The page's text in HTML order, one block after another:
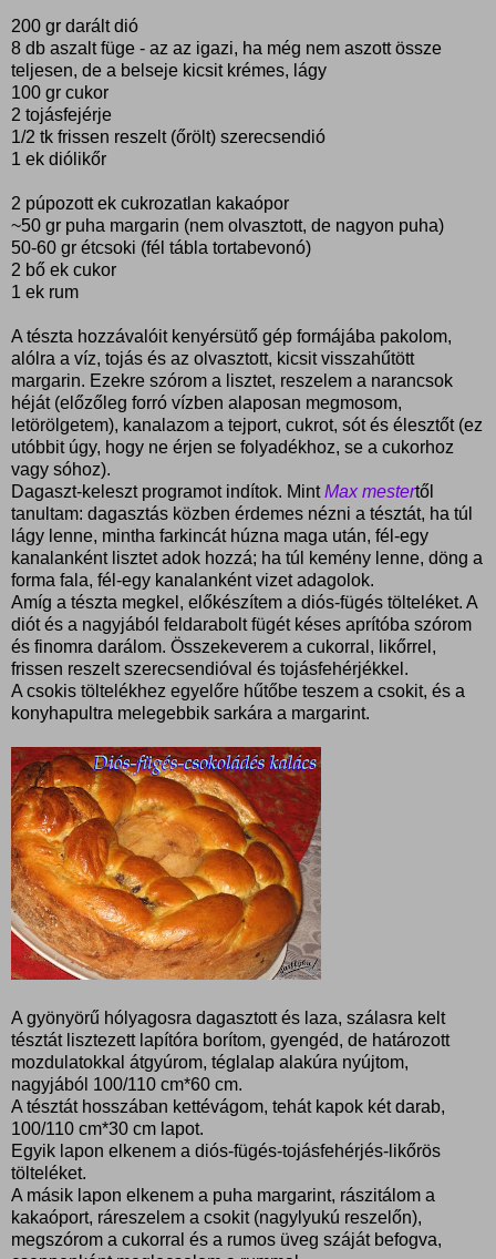
200 gr darált dió
8 db aszalt füge - az az igazi, ha még nem aszott össze
teljesen, de a belseje kicsit krémes, lágy
100 gr cukor
2 tojásfejérje
1/2 tk frissen reszelt (őrölt) szerecsendió
1 ek diólikőr
2 púpozott ek cukrozatlan kakaópor
~50 gr puha margarin (nem olvasztott, de nagyon puha)
50-60 gr étcsoki (fél tábla tortabevonó)
2 bő ek cukor
1 ek rum
A tészta hozzávalóit kenyérsütő gép formájába pakolom,
alólra a víz, tojás és az olvasztott, kicsit visszahűtött
margarin. Ezekre szórom a lisztet, reszelem a narancsok
héját (előzőleg forró vízben alaposan megmosom,
letörölgetem), kanalazom a tejport, cukrot, sót és élesztőt (ez
utóbbit úgy, hogy ne érjen se folyadékhoz, se a cukorhoz
vagy sóhoz).
Dagaszt-keleszt programot indítok. MintMax mestertől
tanultam: dagasztás közben érdemes nézni a tésztát, ha túl
lágy lenne, mintha farkincát húzna maga után, fél-egy
kanalanként lisztet adok hozzá; ha túl kemény lenne, döng a
forma fala, fél-egy kanalanként vizet adagolok.
Amíg a tészta megkel, előkészítem a diós-fügés tölteléket. A
diót és a nagyjából feldarabolt fügét késes aprítóba szórom
és finomra darálom. Összekeverem a cukorral, likőrrel,
frissen reszelt szerecsendióval és tojásfehérjékkel.
A csokis töltelékhez egyelőre hűtőbe teszem a csokit, és a
konyhapultra melegebbik sarkára a margarint.
A gyönyörű hólyagosra dagasztott és laza, szálasra kelt
tésztát lisztezett lapítóra borítom, gyengéd, de határozott
mozdulatokkal átgyúrom, téglalap alakúra nyújtom,
nagyjából 100/110 cm*60 cm.
A tésztát hosszában kettévágom, tehát kapok két darab,
100/110 cm*30 cm lapot.
Egyik lapon elkenem a diós-fügés-tojásfehérjés-likőrös
tölteléket.
A másik lapon elkenem a puha margarint, rászitálom a
kakaóport, ráreszelem a csokit (nagylyukú reszelőn),
megszórom a cukorral és a rumos üveg száját befogva,